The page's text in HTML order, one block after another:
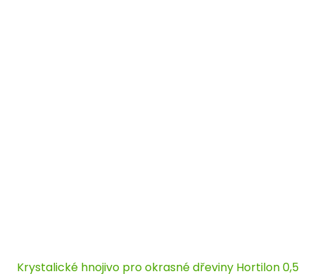
Krystalické hnojivo pro okrasné dřeviny Hortilon 0,5